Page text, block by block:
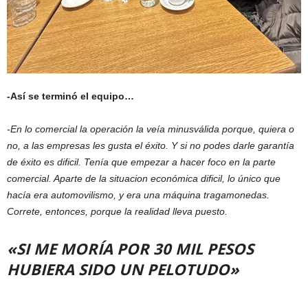
-Así se terminó el equipo…
-En lo comercial la operación la veía minusválida porque, quiera o
no, a las empresas les gusta el éxito. Y si no podes darle garantía
de éxito es dificil. Tenía que empezar a hacer foco en la parte
comercial. Aparte de la situacion económica dificil, lo único que
hacía era automovilismo, y era una máquina tragamonedas.
Correte, entonces, porque la realidad lleva puesto.
«SI ME MORÍA POR 30 MIL PESOS
HUBIERA SIDO UN PELOTUDO»